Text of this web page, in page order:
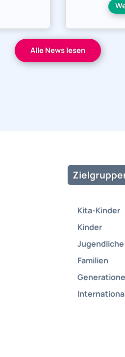
Alle News lesen
Kita-Kinder
Kinder
Jugendliche
Familien